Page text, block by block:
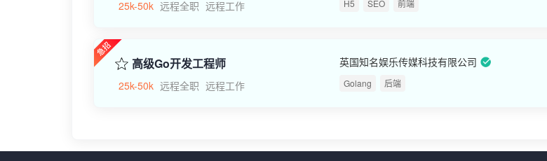
25k-50k 远程全职 远程工作 H5 SEO 前端
高级Go开发工程师
25k-50k 远程全职 远程工作
英国知名娱乐传媒科技有限公司
Golang 后端